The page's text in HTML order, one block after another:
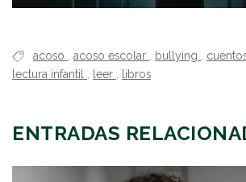
acoso acoso escolar bullying
lectura infantil
leer libros
ENTRADAS